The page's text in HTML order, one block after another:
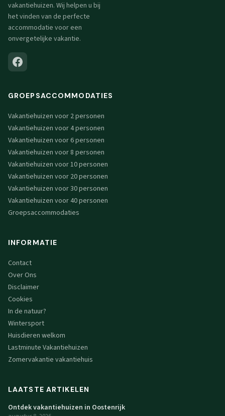
vakantiehuizen. Wij helpen u bij
het vinden van de perfecte
accommodatie voor een
onvergetelijke vakantie.
GROEPSACCOMMODATIES
Vakantiehuizen voor 2 personen
Vakantiehuizen voor 4 personen
Vakantiehuizen voor 6 personen
Vakantiehuizen voor 8 personen
Vakantiehuizen voor 10 personen
Vakantiehuizen voor 20 personen
Vakantiehuizen voor 30 personen
Vakantiehuizen voor 40 personen
Groepsaccommodaties
INFORMATIE
Contact
Over Ons
Disclaimer
Cookies
In de natuur?
Wintersport
Huisdieren welkom
Lastminute Vakantiehuizen
Zomervakantie vakantiehuis
LAATSTE ARTIKELEN
Ontdek vakantiehuizen in Oostenrijk